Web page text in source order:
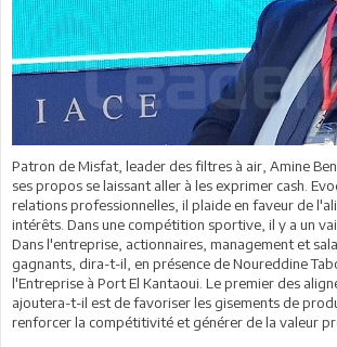
Patron de Misfat, leader des filtres à air, Amine
ses propos se laissant aller à les exprimer cash.
relations professionnelles, il plaide en faveur de
intérêts. Dans une compétition sportive, il y a un
Dans l'entreprise, actionnaires, management et
gagnants, dira-t-il, en présence de Noureddine
l'Entreprise à Port El Kantaoui. Le premier des
ajoutera-t-il est de favoriser les gisements de
renforcer la compétitivité et générer de la valeur